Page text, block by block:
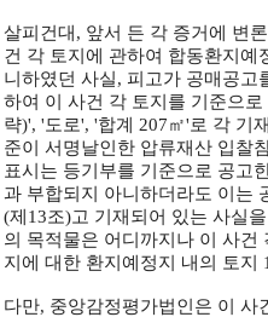
살피건대, 앞서 든 각 증거에 변
건 각 토지에 관하여 합동환지예
니하였던 사실, 피고가 공매공고
하여 이 사건 각 토지를 기준으
략)', '도로', '합계 207㎡'로 각 기
준이 서명날인한 압류재산 입찰
표시는 등기부를 기준으로 공고
과 부합되지 아니하더라도 이는
(제13조)고 기재되어 있는 사실
의 목적물은 어디까지나 이 사건
지에 대한 환지예정지 내의 토
다만, 중앙감정평가법인은 이 사